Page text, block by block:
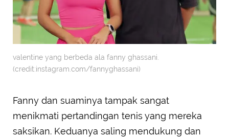
valentine yang berbeda ala fanny ghassani.
(credit:instagram.com/fannyghassani)
Fanny dan suaminya tampak sangat
menikmati pertandingan tenis yang mereka
saksikan. Keduanya saling mendukung dan